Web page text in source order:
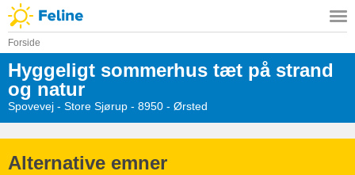
Forside
Hyggeligt sommerhus tæt på strand
og natur
Spovevej - Store Sjørup - 8950 - Ørsted
Alternative emner